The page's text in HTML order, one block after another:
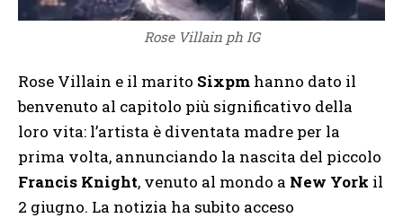
Rose Villain ph IG
Rose Villain e il marito Sixpm hanno dato il
benvenuto al capitolo più significativo della
loro vita: l’artista è diventata madre per la
prima volta, annunciando la nascita del piccolo
Francis Knight, venuto al mondo a New York il
2 giugno. La notizia ha subito acceso